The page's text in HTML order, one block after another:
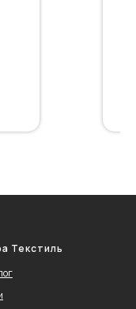
Текстиль